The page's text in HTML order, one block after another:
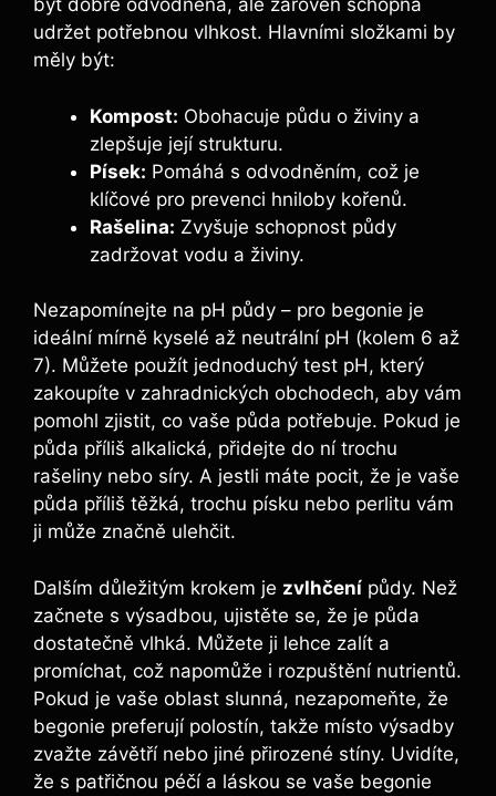
být dobře odvodněná, ale zároveň schopná
udržet potřebnou vlhkost. Hlavními složkami by
měly být:
Kompost: Obohacuje půdu o živiny a
zlepšuje její strukturu.
Písek: Pomáhá s odvodněním, což je
klíčové pro prevenci hniloby kořenů.
Rašelina: Zvyšuje schopnost půdy
zadržovat vodu a živiny.
Nezapomínejte na pH půdy – pro begonie je
ideální mírně kyselé až neutrální pH (kolem 6 až
7). Můžete použít jednoduchý test pH, který
zakoupíte v zahradnických obchodech, aby vám
pomohl zjistit, co vaše půda potřebuje. Pokud je
půda příliš alkalická, přidejte do ní trochu
rašeliny nebo síry. A jestli máte pocit, že je vaše
půda příliš těžká, trochu písku nebo perlitu vám
ji může značně ulehčit.
Dalším důležitým krokem je zvlhčení půdy. Než
začnete s výsadbou, ujistěte se, že je půda
dostatečně vlhká. Můžete ji lehce zalít a
promíchat, což napomůže i rozpuštění nutrientů.
Pokud je vaše oblast slunná, nezapomeňte, že
begonie preferují polostín, takže místo výsadby
zvažte závětří nebo jiné přirozené stíny. Uvidíte,
že s patřičnou péčí a láskou se vaše begonie